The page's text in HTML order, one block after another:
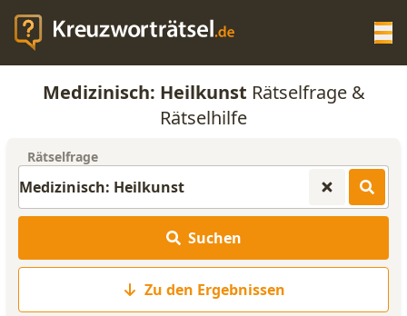
KREUZWORTRÄTSEL-HILFE
ANAGRAMM-GENERATOR
WORTLISTE
Medizinisch: Heilkunst Rätselfrage &
Rätselhilfe
Rätselfrage
Suchen
Zu den Ergebnissen